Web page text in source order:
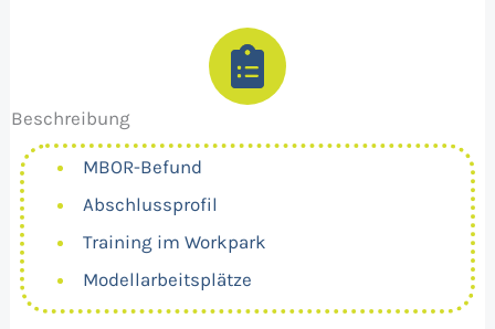
Beschreibung
MBOR-Befund
Abschlussprofil
Training im Workpark
Modellarbeitsplätze